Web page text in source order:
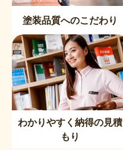
塗装品質へのこだわり
わかりやすく納得の見積
もり